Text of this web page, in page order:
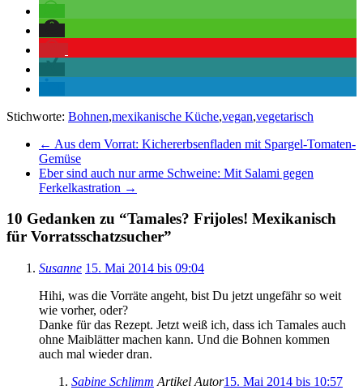
Stichworte: Bohnen,mexikanische Küche,vegan,vegetarisch
← Aus dem Vorrat: Kichererbsenfladen mit Spargel-Tomaten-
Gemüse
Eber sind auch nur arme Schweine: Mit Salami gegen
Ferkelkastration →
10 Gedanken zu “Tamales? Frijoles! Mexikanisch
für Vorratsschatzsucher”
Susanne 15. Mai 2014 bis 09:04
Hihi, was die Vorräte angeht, bist Du jetzt ungefähr so weit
wie vorher, oder?
Danke für das Rezept. Jetzt weiß ich, dass ich Tamales auch
ohne Maiblätter machen kann. Und die Bohnen kommen
auch mal wieder dran.
Sabine Schlimm Artikel Autor15. Mai 2014 bis 10:57